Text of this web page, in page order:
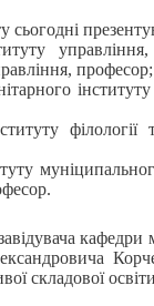
сьогодні
професор;
складової